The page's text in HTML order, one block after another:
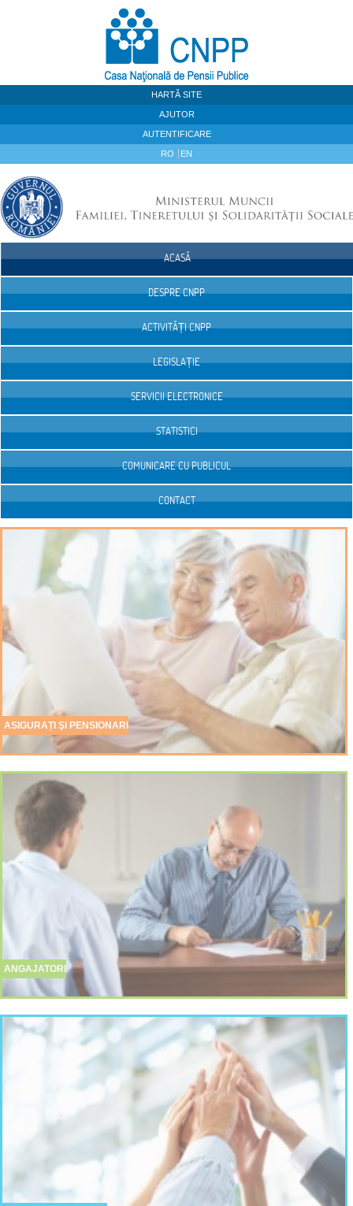
HARTĂ SITE
AJUTOR
AUTENTIFICARE
RO EN
ACASĂ
DESPRE CNPP
ACTIVITĂȚI CNPP
LEGISLAȚIE
SERVICII ELECTRONICE
STATISTICI
COMUNICARE CU PUBLICUL
CONTACT
ASIGURAȚI ŞI PENSIONARI
ANGAJATORI